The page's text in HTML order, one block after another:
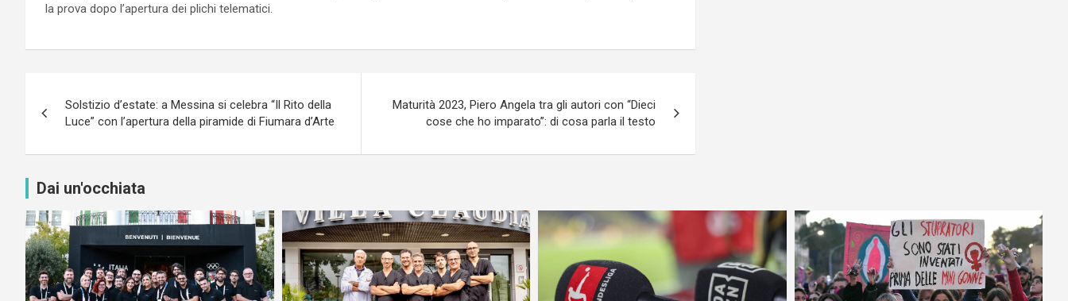
la prova dopo l’apertura dei plichi telematici.
articoli
Solstizio d’estate: a Messina si celebra “Il Rito della
Luce” con l’apertura della piramide di Fiumara d’Arte
Maturità 2023, Piero Angela tra gli autori con “Dieci
cose che ho imparato”: di cosa parla il testo
Dai un'occhiata